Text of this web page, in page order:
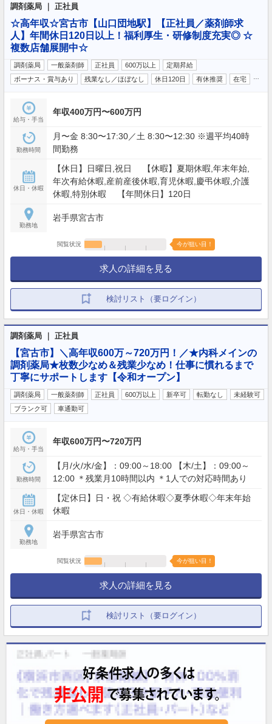
調剤薬局 ｜ 正社員
☆高年収☆宮古市【山口団地駅】【正社員／薬剤師求
人】年間休日120日以上！福利厚生・研修制度充実◎ ☆
複数店舗展開中☆
調剤薬局 一般薬剤師 正社員 600万以上
定期昇給
ボーナス・賞与あり
残業なし／ほぼなし 休日120日 有休推奨 在宅
給与・手当
年収400万円〜600万円
勤務時間
月〜金 8:30〜17:30／土 8:30〜12:30 ※週平均40時
間勤務
休日・休暇
【休日】日曜日,祝日 【休暇】夏期休暇,年末年始,
年次有給休暇,産前産後休暇,育児休暇,慶弔休暇,介護
休暇,特別休暇 【年間休日】120日
勤務地
岩手県宮古市
閲覧状況 今が狙い目！
求人の詳細を見る
検討リスト（要ログイン）
調剤薬局 ｜ 正社員
【宮古市】＼高年収600万～720万円！／★内科メインの
調剤薬局★枚数少なめ＆残業少なめ！仕事に慣れるまで
丁寧にサポートします【令和オープン】
調剤薬局 一般薬剤師 正社員 600万以上 新卒可 転勤なし
未経験可
ブランク可
車通勤可
給与・手当
年収600万円〜720万円
勤務時間
【月/火/水/金】：09:00～18:00 【木/土】：09:00～
12:00 ＊残業月10時間以内 ＊1人での対応時間あり
休日・休暇
【定休日】日・祝 ◇有給休暇◇夏季休暇◇年末年始
休暇
勤務地
岩手県宮古市
閲覧状況 今が狙い目！
求人の詳細を見る
検討リスト（要ログイン）